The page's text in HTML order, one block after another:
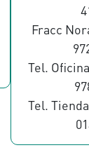
Fracc
Tel.
Tel.